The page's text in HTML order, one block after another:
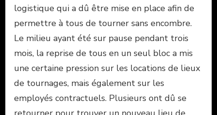
logistique qui a dû être mise en place afin de
permettre à tous de tourner sans encombre.
Le milieu ayant été sur pause pendant trois
mois, la reprise de tous en un seul bloc a mis
une certaine pression sur les locations de lieux
de tournages, mais également sur les
employés contractuels. Plusieurs ont dû se